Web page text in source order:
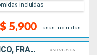
5,900 Tasas incluidas
incluidas
ESTADOS UNIDOS, PUERTO RICO, FRANCIA, ANTIGUA Y BARBUDA